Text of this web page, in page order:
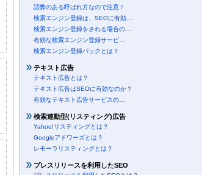
語弊のある呼ばれ方なので注意！
検索エンジン登録は、SEOに有効…
検索エンジン登録をされる場合の…
有効な検索エンジン登録サービ…
検索エンジン登録パックとは？
テキスト広告
テキスト広告とは？
テキスト広告はSEOに有効なのか？
有効なテキスト広告サービスの…
検索連動型(リスティング)広告
Yahoo!リスティングとは？
Googleアドワーズとは？
レモーラリスティングとは？
プレスリリースを利用したSEO